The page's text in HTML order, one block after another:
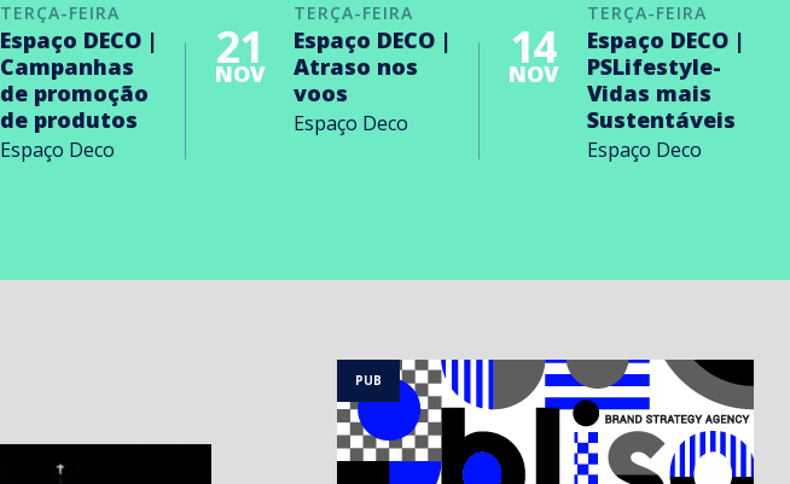
TERÇA-FEIRA
Espaço DECO |
Campanhas
de promoção
de produtos
Espaço Deco
TERÇA-FEIRA
21
NOV
Espaço DECO |
Atraso nos
voos
Espaço Deco
TERÇA-FEIRA
14
NOV
Espaço DECO |
PSLifestyle-
Vidas mais
Sustentáveis
Espaço Deco